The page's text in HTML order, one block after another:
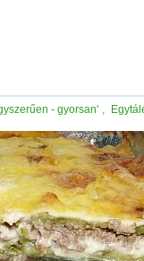
- gyorsan' ,